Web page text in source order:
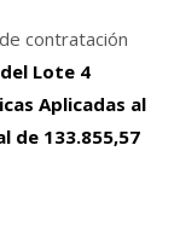
contratación
Lote 4
Aplicadas al
de 133.855,57